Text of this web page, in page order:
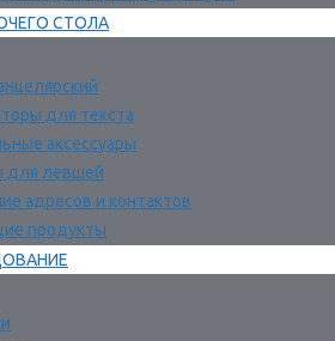
СТОЛА
для текста
аксессуары
для левшей
адресов и контактов
продукты